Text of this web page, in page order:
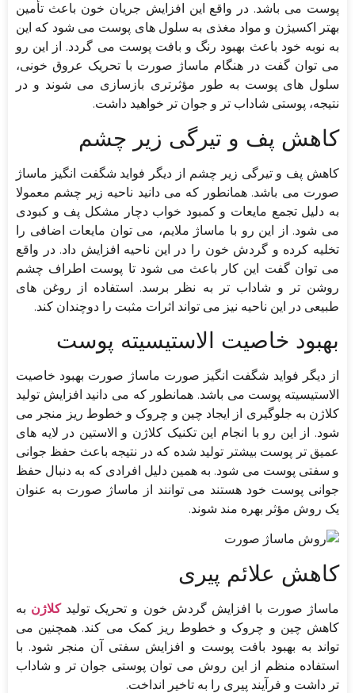
پوست می باشد. در واقع این افزایش جریان خون باعث تأمین
بهتر اکسیژن و مواد مغذی به سلول های پوست می شود که این
به نوبه خود باعث بهبود رنگ و بافت پوست می گردد. از این رو
می توان گفت در هنگام ماساژ صورت با تحریک عروق خونی،
سلول های پوست به طور مؤثرتری بازسازی می شوند و در
نتیجه، پوستی شاداب تر و جوان تر خواهید داشت.
کاهش پف و تیرگی زیر چشم
کاهش پف و تیرگی زیر چشم از دیگر فواید شگفت انگیز ماساژ
صورت می باشد. همانطور که می دانید ناحیه زیر چشم معمولا
به دلیل تجمع مایعات و کمبود خواب دچار مشکل پف و کبودی
می شود. از این رو با ماساژ ملایم، می توان مایعات اضافی را
تخلیه کرده و گردش خون را در این ناحیه افزایش داد. در واقع
می توان گفت این کار باعث می شود تا پوست اطراف چشم
روشن تر و شاداب تر به نظر برسد. استفاده از روغن های
طبیعی در این ناحیه نیز می تواند اثرات مثبت را دوچندان کند.
بهبود خاصیت الاستیسیته پوست
از دیگر فواید شگفت انگیز صورت ماساژ صورت بهبود خاصیت
الاستیسیته پوست می باشد. همانطور که می دانید افزایش تولید
کلاژن به جلوگیری از ایجاد چین و چروک و خطوط ریز منجر می
شود. از این رو با انجام این تکنیک کلاژن و الاستین در لایه های
عمیق تر پوست بیشتر تولید شده که در نتیجه باعث حفظ جوانی
و سفتی پوست می شود. به همین دلیل افرادی که به دنبال حفظ
جوانی پوست خود هستند می توانند از ماساژ صورت به عنوان
یک روش مؤثر بهره مند شوند.
کاهش علائم پیری
ماساژ صورت با افزایش گردش خون و تحریک تولیدکلاژن به
کاهش چین و چروک و خطوط ریز کمک می کند. همچنین می
تواند به بهبود بافت پوست و افزایش سفتی آن منجر شود. با
استفاده منظم از این روش می توان پوستی جوان تر و شاداب
تر داشت و فرآیند پیری را به تاخیر انداخت.